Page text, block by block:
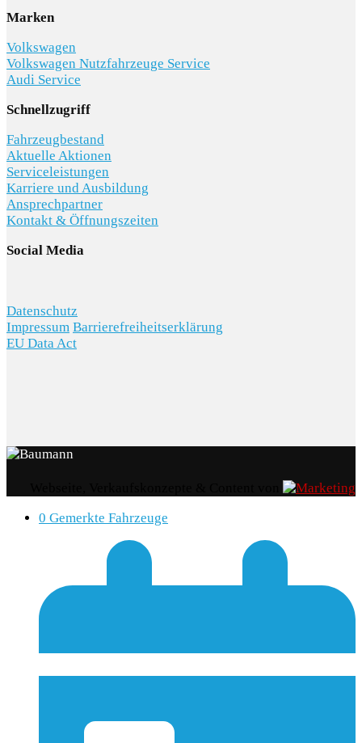
Marken
Volkswagen
Volkswagen Nutzfahrzeuge Service
Audi Service
Schnellzugriff
Fahrzeugbestand
Aktuelle Aktionen
Serviceleistungen
Karriere und Ausbildung
Ansprechpartner
Kontakt & Öffnungszeiten
Social Media
Datenschutz
Impressum Barrierefreiheitserklärung
EU Data Act
0 Gemerkte Fahrzeuge